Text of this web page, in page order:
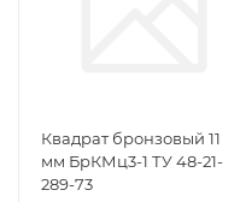
Квадрат бронзовый 11
мм БрКМц3-1 ТУ 48-21-
289-73